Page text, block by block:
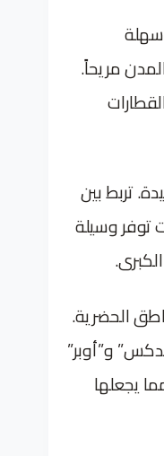
مريحاً.
تربط بين
توفر وسيلة
الحضرية.
و”أوبر”
يجعلها